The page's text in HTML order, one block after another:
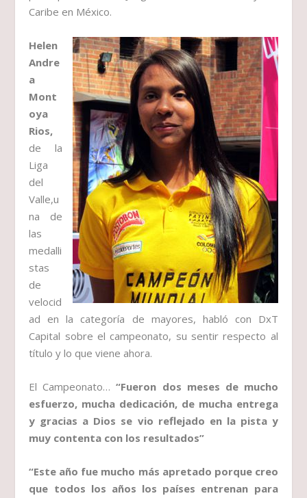
Caribe en México.
Helen
Andre
a
Mont
oya
Rios,
de la
Liga
del
Valle,u
na de
las
medalli
stas
de
velocid
ad en la categoría de mayores, habló con DxT
Capital sobre el campeonato, su sentir respecto al
título y lo que viene ahora.
El Campeonato…“Fueron dos meses de mucho
esfuerzo, mucha dedicación, de mucha entrega
y gracias a Dios se vio reflejado en la pista y
muy contenta con los resultados”
“Este año fue mucho más apretado porque creo
que todos los años los países entrenan para